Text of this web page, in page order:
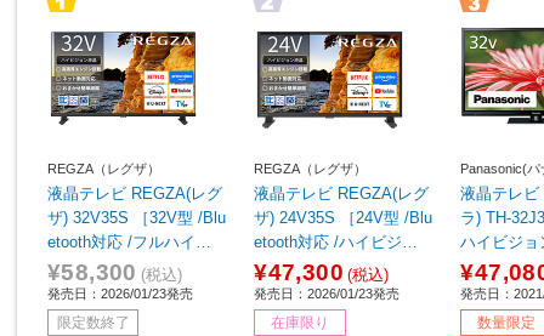
REGZA（レグザ）
液晶テレビ REGZA(レグ
ザ) 32V35S ［32V型 /Blu
etooth対応 /フルハイビ
ジョン /YouTube対応］
¥58,300 (税込)
発売日：2026/01/23発売
限定数終了
REGZA（レグザ）
液晶テレビ REGZA(レグ
ザ) 24V35S ［24V型 /Blu
etooth対応 /ハイビジョ
ン /YouTube対応］
¥47,300 (税込)
発売日：2026/01/23発売
在庫限り
Panasonic(
液晶テレ
ラ) TH-
ハイビジョ
発売日：
数量限定